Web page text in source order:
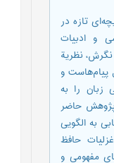
تازه در
و ادبیات
نظریة
پیام‌هاست و
زبان را به
حاضر
به الگویی
حافظ
مفهومی و